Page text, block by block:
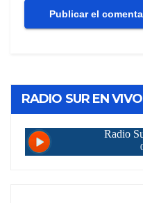
RADIO SUR EN VIVO